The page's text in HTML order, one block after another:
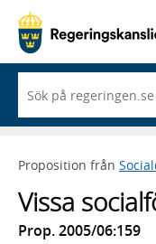
du
börjar
skriva
framträder
lista
med
sökförslag
Proposition från
Vissa
Prop. 2005/06:159